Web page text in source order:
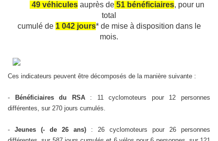
49 véhiculesauprès de51 bénéficiaires, pour un
total
cumulé de 1 042 jours* de mise à disposition dans le
mois.
Ces indicateurs peuvent être décomposés de la manière suivante :
- Bénéficiaires du RSA: 11 cyclomoteurs pour 12 personnes
différentes, sur 270 jours cumulés.
- Jeunes (- de 26 ans) :
26 cyclomoteurs pour 26 personnes